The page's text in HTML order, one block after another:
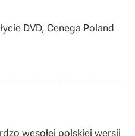
DVD, Cenega Poland
wesołej polskiej wersji